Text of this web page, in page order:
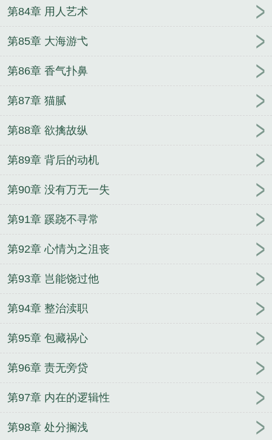
第84章 用人艺术
第85章 大海游弋
第86章 香气扑鼻
第87章 猫腻
第88章 欲擒故纵
第89章 背后的动机
第90章 没有万无一失
第91章 蹊跷不寻常
第92章 心情为之沮丧
第93章 岂能饶过他
第94章 整治渎职
第95章 包藏祸心
第96章 责无旁贷
第97章 内在的逻辑性
第98章 处分搁浅